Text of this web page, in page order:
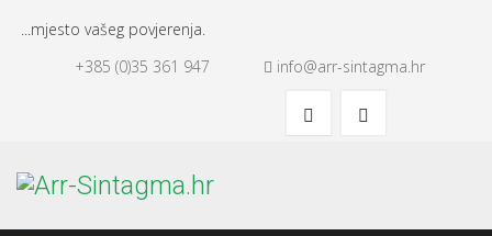
...mjesto vašeg povjerenja.
+385 (0)35 361 947
info@arr-sintagma.hr